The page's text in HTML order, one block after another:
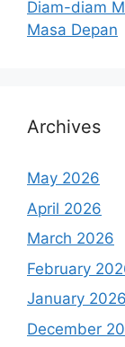
Diam-diam
Masa Depan
Archives
May 2026
April 2026
March 2026
February
January 2026
December